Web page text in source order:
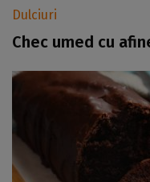
Dulciuri
Chec umed cu